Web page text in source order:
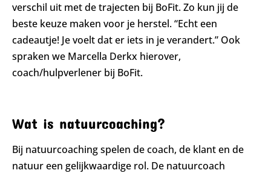
verschil uit met de trajecten bij BoFit. Zo kun jij de
beste keuze maken voor je herstel. “Echt een
cadeautje! Je voelt dat er iets in je verandert.” Ook
spraken we Marcella Derkx hierover,
coach/hulpverlener bij BoFit.
Wat is natuurcoaching?
Bij natuurcoaching spelen de coach, de klant en de
natuur een gelijkwaardige rol. De natuurcoach